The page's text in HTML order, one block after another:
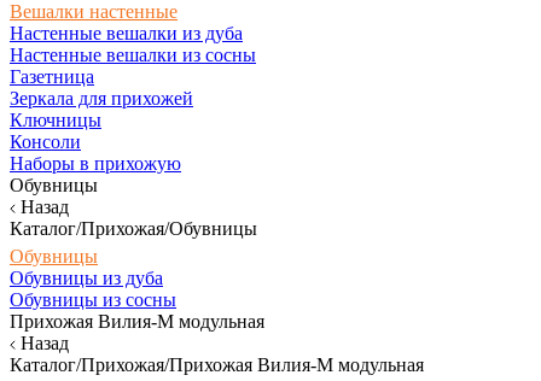
Вешалки настенные
Настенные вешалки из дуба
Настенные вешалки из сосны
Газетница
Зеркала для прихожей
Ключницы
Консоли
Наборы в прихожую
Обувницы
Назад
Каталог/Прихожая/Обувницы
Обувницы
Обувницы из дуба
Обувницы из сосны
Прихожая Вилия-М модульная
Назад
Каталог/Прихожая/Прихожая Вилия-М модульная